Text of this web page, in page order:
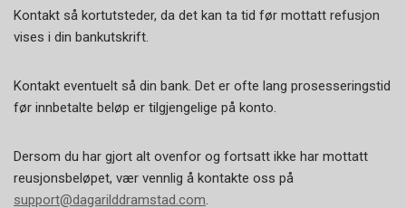
Kontakt så kortutsteder, da det kan ta tid før mottatt refusjon
vises i din bankutskrift.
Kontakt eventuelt så din bank. Det er ofte lang prosesseringstid
før innbetalte beløp er tilgjengelige på konto.
Dersom du har gjort alt ovenfor og fortsatt ikke har mottatt
reusjonsbeløpet, vær vennlig å kontakte oss på
support@dagarilddramstad.com.